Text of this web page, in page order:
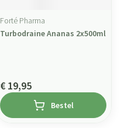
Forté Pharma
Turbodraine Ananas 2x500ml
€ 19,95
Bestel